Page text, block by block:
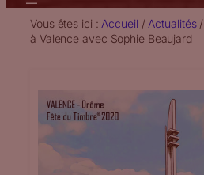
Vous êtes ici : Accueil / Actualités/
à Valence avec Sophie Beaujard